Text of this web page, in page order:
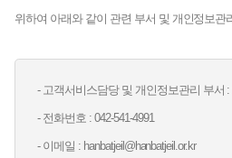
위하여 아래와 같이 관련 부서 및 개인정보관
- 고객서비스담당 및 개인정보관리 부서
- 전화번호 : 042-541-4991
- 이메일 : hanbatjeil@hanbatjeil.or.kr